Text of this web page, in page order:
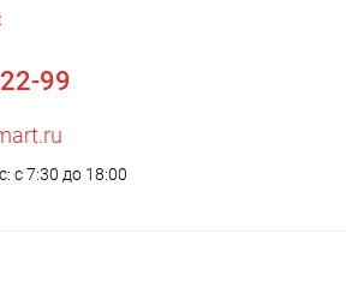
99
с 7:30 до 18:00